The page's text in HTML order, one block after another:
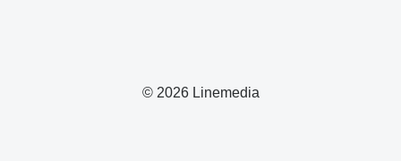
© 2026 Linemedia